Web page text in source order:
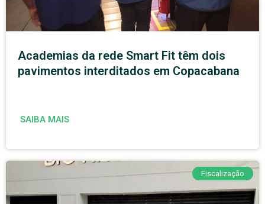
Academias da rede Smart Fit têm dois
pavimentos interditados em Copacabana
SAIBA MAIS
Fiscalização